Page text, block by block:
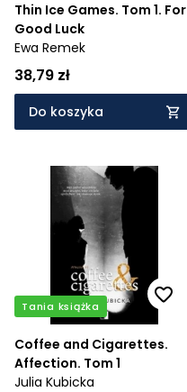
Thin Ice Games. Tom 1. For
Good Luck
Ewa Remek
38,79 zł
Do koszyka
Tania książka
Coffee and Cigarettes.
Affection. Tom 1
Julia Kubicka